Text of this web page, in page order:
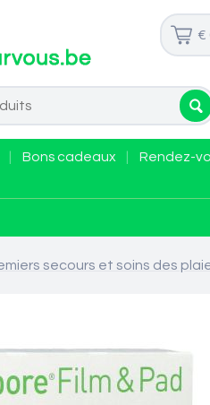
€
Bons cadeaux
Rendez-
secours et soins des